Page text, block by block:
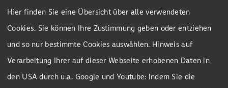
Hier finden Sie eine Übersicht über alle verwendeten
Cookies. Sie können Ihre Zustimmung geben oder entziehen
und so nur bestimmte Cookies auswählen. Hinweis auf
Verarbeitung Ihrer auf dieser Webseite erhobenen Daten in
den USA durch u.a. Google und Youtube: Indem Sie die